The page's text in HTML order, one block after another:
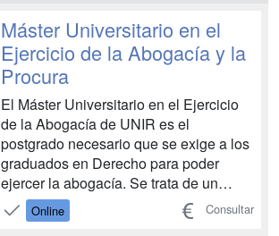
Máster Universitario en el
Ejercicio de la Abogacía y la
Procura
El Máster Universitario en el Ejercicio
de la Abogacía de UNIR es el
postgrado necesario que se exige a los
graduados en Derecho para poder
ejercer la abogacía. Se trata de un
máster de metodología online que te
permitirá organizar tu tiempo de estudio
Online Consultar